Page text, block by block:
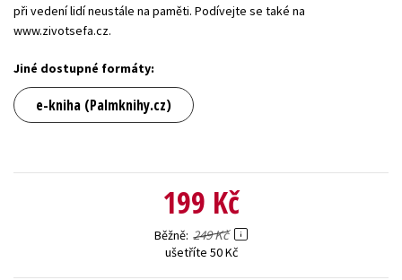
při vedení lidí neustále na paměti. Podívejte se také na
www.zivotsefa.cz.
Jiné dostupné formáty:
e-kniha (Palmknihy.cz)
199 Kč
Běžně 249 Kč
ušetříte 50 Kč